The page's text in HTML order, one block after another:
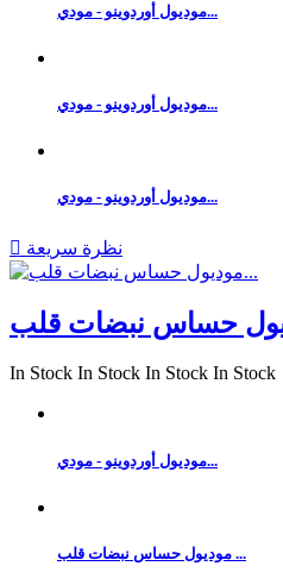
موديول أوردوينو - مودي...
موديول أوردوينو - مودي...
موديول أوردوينو - مودي...
 نظرة سريعة
In Stock In Stock In Stock In Stock
موديول أوردوينو - مودي...
موديول حساس نبضات قلب ...